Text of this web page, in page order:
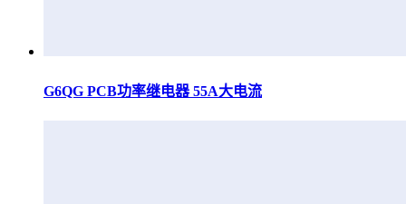
G6QG PCB功率继电器 55A大电流